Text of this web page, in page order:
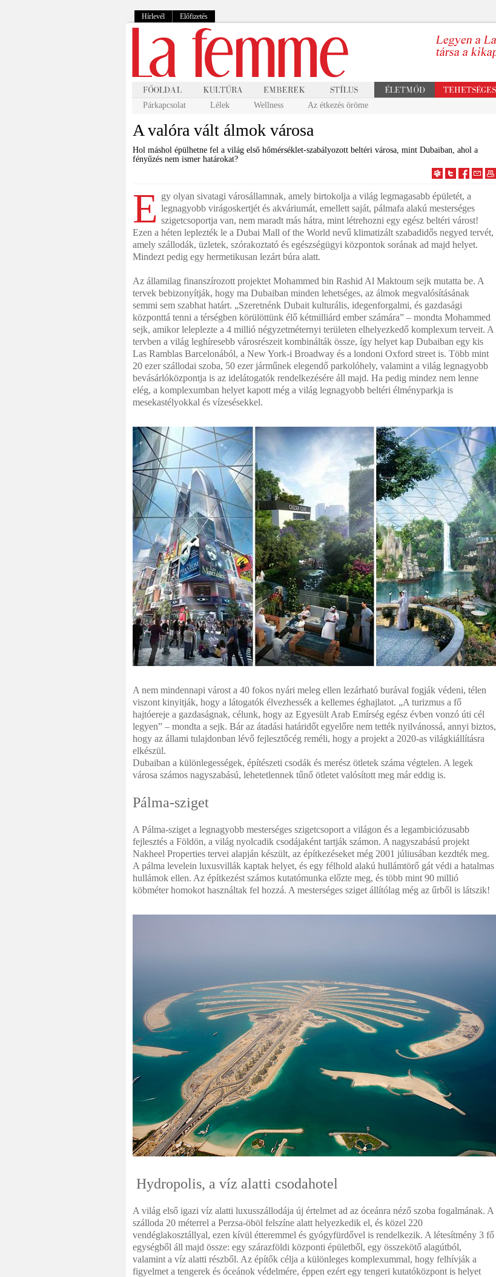
Hírlevél Előfizetés
Párkapcsolat Lélek Wellness Az étkezés öröme
A valóra vált álmok városa
Hol máshol épülhetne fel a világ első hőmérséklet-szabályozott beltéri városa, mint Dubaiban, ahol a
fényűzés nem ismer határokat?
E gy olyan sivatagi városállamnak, amely birtokolja a világ legmagasabb épületét, a
legnagyobb virágoskertjét és akváriumát, emellett saját, pálmafa alakú mesterséges
szigetcsoportja van, nem maradt más hátra, mint létrehozni egy egész beltéri várost!
Ezen a héten leplezték le a Dubai Mall of the World nevű klimatizált szabadidős negyed tervét,
amely szállodák, üzletek, szórakoztató és egészségügyi központok sorának ad majd helyet.
Mindezt pedig egy hermetikusan lezárt búra alatt.
Az államilag finanszírozott projektet Mohammed bin Rashid Al Maktoum sejk mutatta be. A
tervek bebizonyítják, hogy ma Dubaiban minden lehetséges, az álmok megvalósításának
semmi sem szabhat határt. „Szeretnénk Dubait kulturális, idegenforgalmi, és gazdasági
központtá tenni a térségben körülöttünk élő kétmilliárd ember számára” – mondta Mohammed
sejk, amikor leleplezte a 4 millió négyzetméternyi területen elhelyezkedő komplexum terveit. A
tervben a világ leghíresebb városrészeit kombinálták össze, így helyet kap Dubaiban egy kis
Las Ramblas Barcelonából, a New York-i Broadway és a londoni Oxford street is. Több mint
20 ezer szállodai szoba, 50 ezer járműnek elegendő parkolóhely, valamint a világ legnagyobb
bevásárlóközpontja is az idelátogatók rendelkezésére áll majd. Ha pedig mindez nem lenne
elég, a komplexumban helyet kapott még a világ legnagyobb beltéri élményparkja is
mesekastélyokkal és vízesésekkel.
A nem mindennapi várost a 40 fokos nyári meleg ellen lezárható burával fogják védeni, télen
viszont kinyitják, hogy a látogatók élvezhessék a kellemes éghajlatot. „A turizmus a fő
hajtóereje a gazdaságnak, célunk, hogy az Egyesült Arab Emírség egész évben vonzó úti cél
legyen” – mondta a sejk. Bár az átadási határidőt egyelőre nem tették nyilvánossá, annyi biztos,
hogy az állami tulajdonban lévő fejlesztőcég reméli, hogy a projekt a 2020-as világkiállításra
elkészül.
Dubaiban a különlegességek, építészeti csodák és merész ötletek száma végtelen. A legek
városa számos nagyszabású, lehetetlennek tűnő ötletet valósított meg már eddig is.
Pálma-sziget
A Pálma-sziget a legnagyobb mesterséges szigetcsoport a világon és a legambiciózusabb
fejlesztés a Földön, a világ nyolcadik csodájaként tartják számon. A nagyszabású projekt
Nakheel Properties tervei alapján készült, az építkezéseket még 2001 júliusában kezdték meg.
A pálma levelein luxusvillák kaptak helyet, és egy félhold alakú hullámtörő gát védi a hatalmas
hullámok ellen. Az építkezést számos kutatómunka előzte meg, és több mint 90 millió
köbméter homokot használtak fel hozzá. A mesterséges sziget állítólag még az űrből is látszik!
Hydropolis, a víz alatti csodahotel
A világ első igazi víz alatti luxusszállodája új értelmet ad az óceánra néző szoba fogalmának. A
szálloda 20 méterrel a Perzsa-öböl felszíne alatt helyezkedik el, és közel 220
vendéglakosztállyal, ezen kívül étteremmel és gyógyfürdővel is rendelkezik. A létesítmény 3 fő
egységből áll majd össze: egy szárazföldi központi épületből, egy összekötő alagútból,
valamint a víz alatti részből. Az építők célja a különleges komplexummal, hogy felhívják a
figyelmet a tengerek és óceánok védelmére, éppen ezért egy tengeri kutatóközpont is helyet